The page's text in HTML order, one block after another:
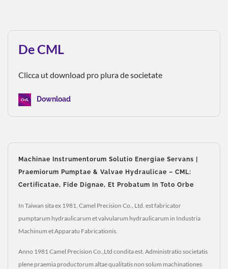
De CML
Clicca ut download pro plura de societate
Download
Machinae Instrumentorum Solutio Energiae Servans |
Praemiorum Pumptae & Valvae Hydraulicae – CML:
Certificatae, Fide Dignae, Et Probatum In Toto Orbe
In Taiwan sita ex 1981, Camel Precision Co., Ltd. est fabricator
pumptarum hydraulicarum et valvularum hydraulicarum in Industria
Machinum et Apparatu Fabricationis.
Anno 1981 Camel Precision Co.,Ltd condita est. Administratio societatis
plene praemia productorum altae qualitatis non solum machinationes